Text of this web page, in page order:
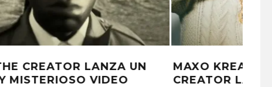
MAXO KREAM Y TYLER, THE
CREATOR LANZAN ‘CRACC ERA’